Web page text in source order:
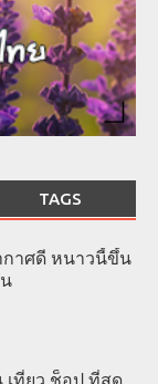
TAGS
กาศดี หนาวนี้ขึ้น